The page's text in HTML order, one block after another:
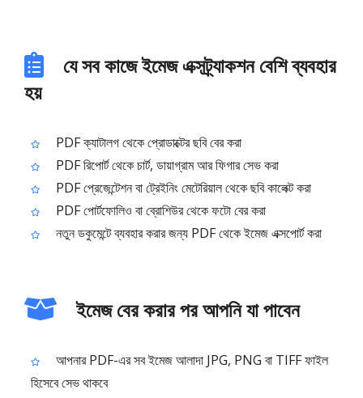
যে সব কাজে ইমেজ এক্সট্র্যাকশন বেশি ব্যবহার
হয়
PDF ক্যাটালগ থেকে প্রোডাক্টের ছবি বের করা
PDF রিপোর্ট থেকে চার্ট, ডায়াগ্রাম আর ফিগার সেভ করা
PDF প্রেজেন্টেশন বা ট্রেইনিং মেটেরিয়াল থেকে ছবি কালেক্ট করা
PDF পোর্টফোলিও বা ব্রোশিউর থেকে ফটো বের করা
নতুন ডকুমেন্টে ব্যবহার করার জন্য PDF থেকে ইমেজ এক্সপোর্ট করা
ইমেজ বের করার পর আপনি যা পাবেন
আপনার PDF-এর সব ইমেজ আলাদা JPG, PNG বা TIFF ফাইল
হিসেবে সেভ থাকবে